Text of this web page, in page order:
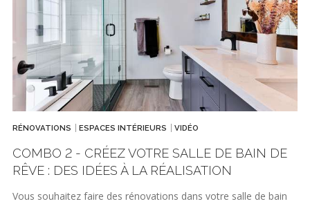
RÉNOVATIONS ESPACES INTÉRIEURS VIDÉO
COMBO 2 - CRÉEZ VOTRE SALLE DE BAIN DE
RÊVE : DES IDÉES À LA RÉALISATION
Vous souhaitez faire des rénovations dans votre salle de bain